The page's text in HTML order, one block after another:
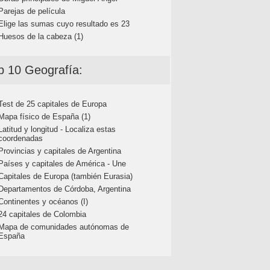
de película
las sumas cuyo resultado es 23
de la cabeza (1)
10 Geografía:
de 25 capitales de Europa
físico de España (1)
y longitud - Localiza estas
y capitales de Argentina
y capitales de América - Une
de Europa (también Eurasia)
de Córdoba, Argentina
y océanos (I)
capitales de Colombia
de comunidades autónomas de